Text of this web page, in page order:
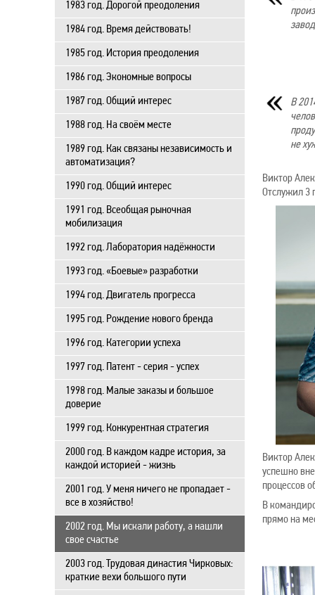
1983 год. Дорогой преодоления
1984 год. Время действовать!
1985 год. История преодоления
1986 год. Экономные вопросы
1987 год. Общий интерес
1988 год. На своём месте
1989 год. Как связаны независимость и
автоматизация?
1990 год. Общий интерес
1991 год. Всеобщая рыночная
мобилизация
1992 год. Лаборатория надёжности
1993 год. «Боевые» разработки
1994 год. Двигатель прогресса
1995 год. Рождение нового бренда
1996 год. Категории успеха
1997 год. Патент - серия - успех
1998 год. Малые заказы и большое
доверие
1999 год. Конкурентная стратегия
2000 год. В каждом кадре история, за
каждой историей - жизнь
2001 год. У меня ничего не пропадает -
все в хозяйство!
2002 год. Мы искали работу, а нашли
свое счастье
2003 год. Трудовая династия Чирковых:
краткие вехи большого пути
В
не
Виктор
Отслужил 3
Виктор
успешно
процессов
В
прямо на